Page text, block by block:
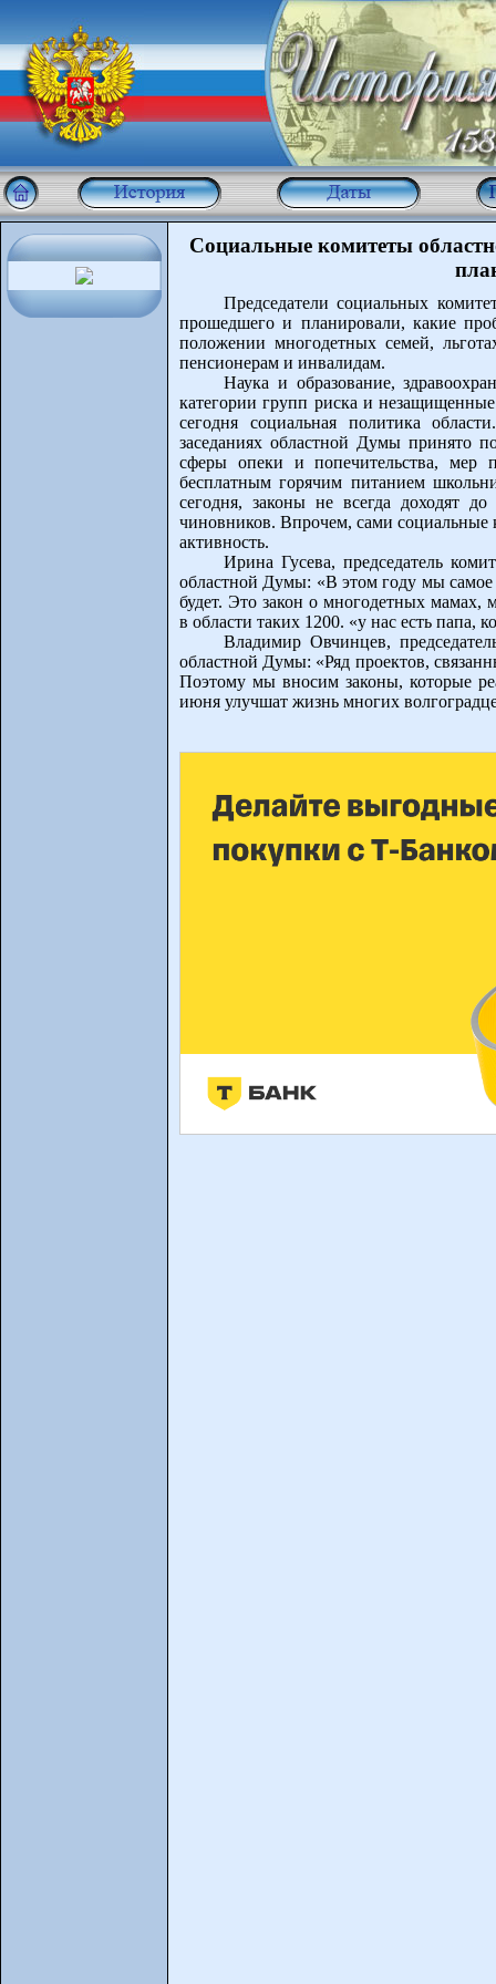
Социальные комитеты
Председатели социальных
прошедшего и планировали, какие
положении многодетных семей,
пенсионерам и инвалидам.
Наука и образование,
категории групп риска и
сегодня социальная политика
заседаниях областной Думы принято
сферы опеки и попечительства, мер
бесплатным горячим питанием
сегодня, законы не всегда доходят до
чиновников. Впрочем, сами
активность.
Ирина Гусева, председатель
областной Думы: «В этом году мы самое
будет. Это закон о многодетных мамах,
в области таких 1200. «у нас есть папа,
Владимир Овчинцев,
областной Думы: «Ряд проектов,
Поэтому мы вносим законы, которые
июня улучшат жизнь многих